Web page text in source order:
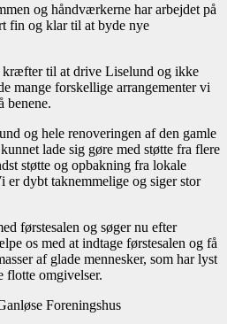
og håndværkerne har arbejdet på
fin og klar til at byde nye
til at drive Liselund og ikke
mange forskellige arrangementer vi
benene.
og hele renoveringen af den gamle
lade sig gøre med støtte fra flere
støtte og opbakning fra lokale
dybt taknemmelige og siger stor
førstesalen og søger nu efter
os med at indtage førstesalen og få
af glade mennesker, som har lyst
flotte omgivelser.
Foreningshus